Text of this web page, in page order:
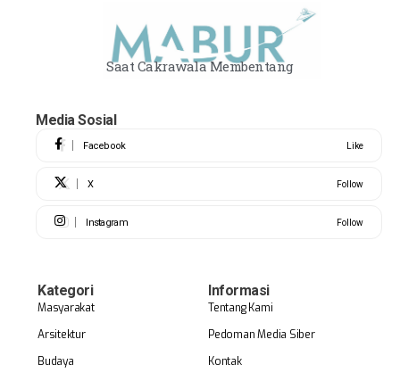
Saat Cakrawala Membentang
Media Sosial
Facebook Like
X Follow
Instagram Follow
Kategori
Masyarakat
Arsitektur
Budaya
Informasi
Tentang Kami
Pedoman Media Siber
Kontak